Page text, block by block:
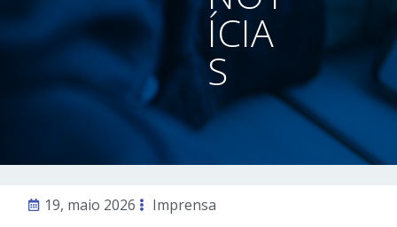
ÍCIA
S
19, maio 2026 Imprensa